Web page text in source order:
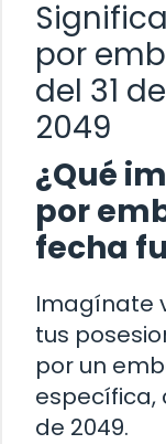
por
del 31
2049
¿Qué
por
fecha
Imagínate
tus
por un
específica,
de 2049.